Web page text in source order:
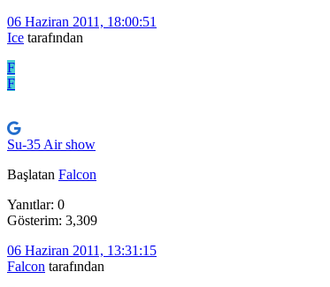
06 Haziran 2011, 18:00:51
Ice tarafından
F
F
Su-35 Air show
Başlatan Falcon
Yanıtlar: 0
Gösterim: 3,309
06 Haziran 2011, 13:31:15
Falcon tarafından